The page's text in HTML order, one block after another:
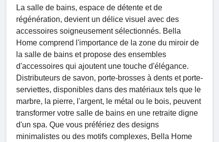
La salle de bains, espace de détente et de
régénération, devient un délice visuel avec des
accessoires soigneusement sélectionnés. Bella
Home comprend l'importance de la zone du miroir de
la salle de bains et propose des ensembles
d'accessoires qui ajoutent une touche d'élégance.
Distributeurs de savon, porte-brosses à dents et porte-
serviettes, disponibles dans des matériaux tels que le
marbre, la pierre, l'argent, le métal ou le bois, peuvent
transformer votre salle de bains en une retraite digne
d'un spa. Que vous préfériez des designs
minimalistes ou des motifs complexes, Bella Home